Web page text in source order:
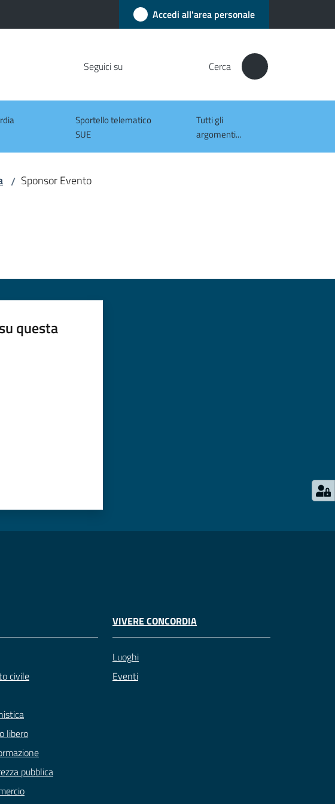
Accedi all'area personale
Seguici su Cerca
Sportello telematico
SUE
Tutti gli
argomenti...
/ Sponsor Evento
questa
civile
libero
pubblica
VIVERE CONCORDIA
Luoghi
Eventi